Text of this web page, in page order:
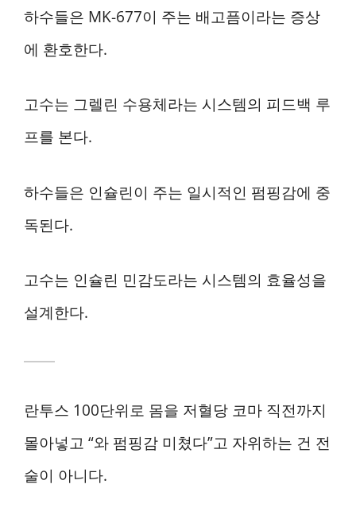
하수들은 MK-677이 주는 배고픔이라는 증상
에 환호한다.
고수는 그렐린 수용체라는 시스템의 피드백 루
프를 본다.
하수들은 인슐린이 주는 일시적인 펌핑감에 중
독된다.
고수는 인슐린 민감도라는 시스템의 효율성을
설계한다.
란투스 100단위로 몸을 저혈당 코마 직전까지
몰아넣고 “와 펌핑감 미쳤다”고 자위하는 건 전
술이 아니다.